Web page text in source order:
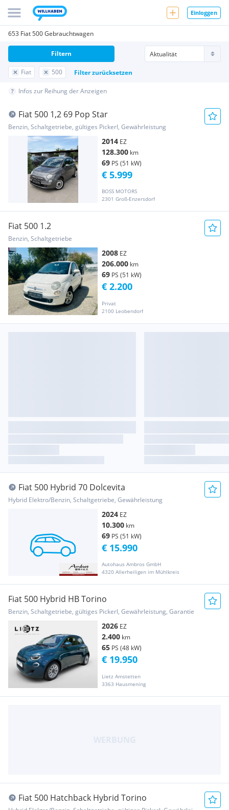
Einloggen
653 Fiat 500 Gebrauchtwagen
Fiat 500 Filter zurücksetzen
Filtern
Infos zur Reihung der Anzeigen
Fiat 500 1,2 69 Pop Star
Benzin, Schaltgetriebe, gültiges Pickerl, Gewährleistung
2014 EZ
128.300 km
69 PS (51 kW)
BOSS MOTORS
2301 Groß-Enzersdorf
€ 5.999
Fiat 500 1.2
Benzin, Schaltgetriebe
2008 EZ
206.000 km
69 PS (51 kW)
Privat
2100 Leobendorf
€ 2.200
Fiat 500 Hybrid 70 Dolcevita
Hybrid Elektro/Benzin, Schaltgetriebe, Gewährleistung
2024 EZ
10.300 km
69 PS (51 kW)
Autohaus Ambros GmbH
4320 Allerheiligen im Mühlkreis
€ 15.990
Fiat 500 Hybrid HB Torino
Benzin, Schaltgetriebe, gültiges Pickerl, Gewährleistung, Garantie
2026 EZ
2.400 km
65 PS (48 kW)
Lietz Amstetten
3363 Hausmening
€ 19.950
Fiat 500 Hatchback Hybrid Torino